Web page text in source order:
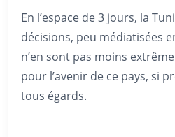
En l’espace de 3 jours, la
décisions, peu médiatisées
n’en sont pas moins
pour l’avenir de ce pays, si
tous égards.